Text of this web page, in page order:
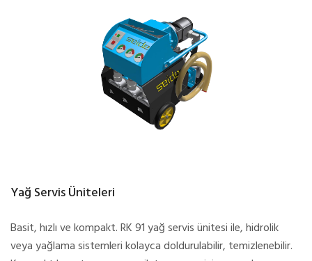
Yağ Servis Üniteleri
Basit, hızlı ve kompakt. RK 91 yağ servis ünitesi ile, hidrolik
veya yağlama sistemleri kolayca doldurulabilir, temizlenebilir.